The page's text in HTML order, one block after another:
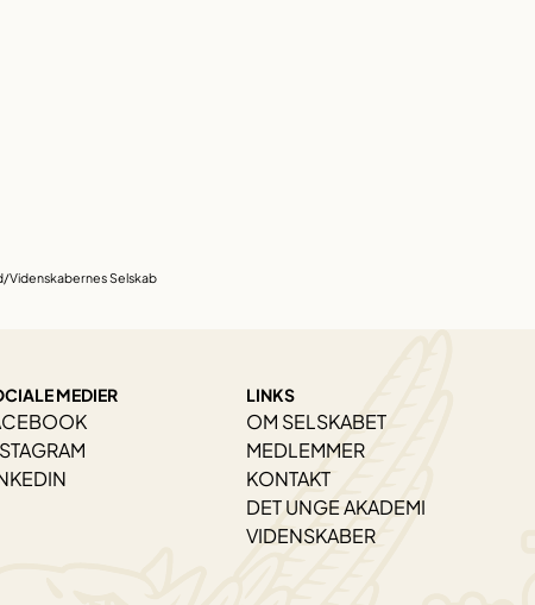
Videnskabernes Selskab
MEDIER LINKS
OM SELSKABET
MEDLEMMER
KONTAKT
DET UNGE AKADEMI
VIDENSKABER